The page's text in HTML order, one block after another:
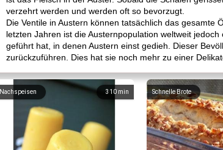
verzehrt werden und werden oft so bevorzugt.
Die Ventile in Austern können tatsächlich das
letzten Jahren ist die Austernpopulation weltweit
geführt hat, in denen Austern einst gedieh. Dieser
zurückzuführen. Dies hat sie noch mehr zu einer
310 min
Nachspeisen Schnelle Brote